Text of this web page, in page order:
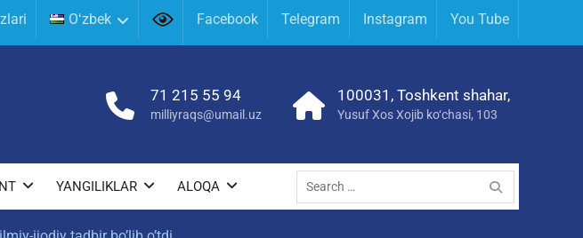
Oʻzbek Facebook Telegram Instagram You Tube
71 215 55 94
milliyraqs@umail.uz
100031, Toshkent shahar,
Yusuf Xos Xojib ko‘chasi, 103
YANGILIKLAR ALOQA
Search
for: